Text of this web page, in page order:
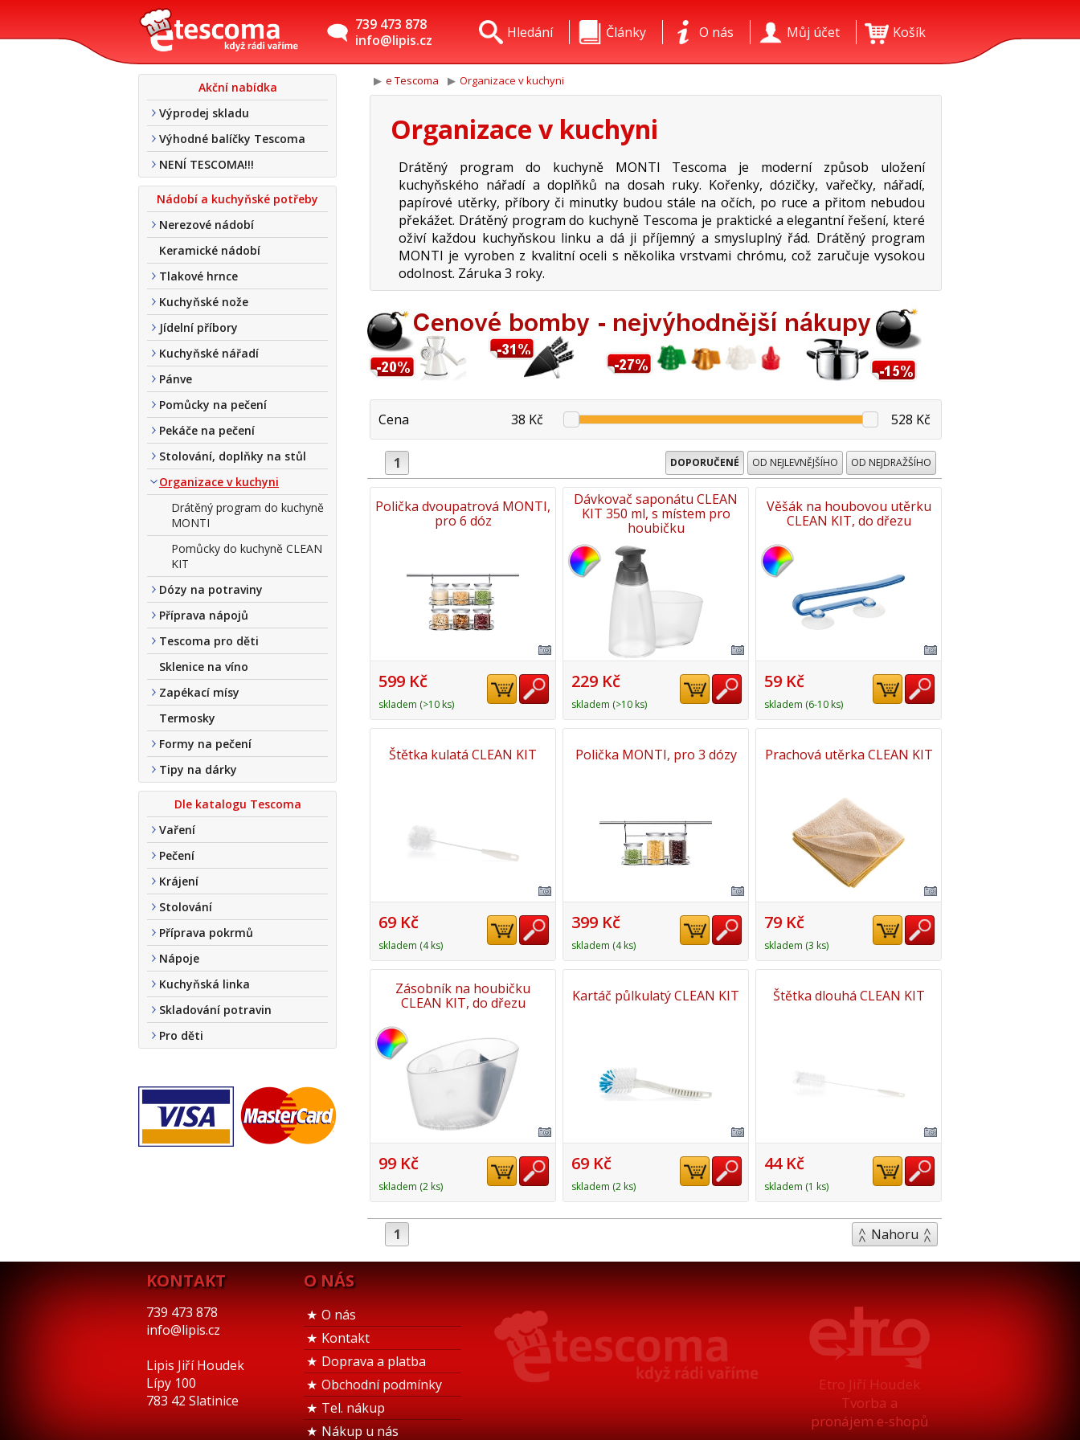
739 473 878
info@lipis.cz
Košík
Můj účet
O nás
Články
Hledání
Akční nabídka
Výprodej skladu
Výhodné balíčky Tescoma
NENÍ TESCOMA!!!
Nádobí a kuchyňské potřeby
Nerezové nádobí
Keramické nádobí
Tlakové hrnce
Kuchyňské nože
Jídelní příbory
Kuchyňské nářadí
Pánve
Pomůcky na pečení
Pekáče na pečení
Stolování, doplňky na stůl
Organizace v kuchyni
Drátěný program do kuchyně
MONTI
Pomůcky do kuchyně CLEAN
KIT
Dózy na potraviny
Příprava nápojů
Tescoma pro děti
Sklenice na víno
Zapékací mísy
Termosky
Formy na pečení
Tipy na dárky
Dle katalogu Tescoma
Vaření
Pečení
Krájení
Stolování
Příprava pokrmů
Nápoje
Kuchyňská linka
Skladování potravin
Pro děti
e Tescoma Organizace v kuchyni
Organizace v kuchyni
Drátěný program do kuchyně MONTI Tescoma je moderní způsob uložení
kuchyňského nářadí a doplňků na dosah ruky. Kořenky, dózičky, vařečky, nářadí,
papírové utěrky, příbory či minutky budou stále na očích, po ruce a přitom nebudou
překážet. Drátěný program do kuchyně Tescoma je praktické a elegantní řešení, které
oživí každou kuchyňskou linku a dá ji příjemný a smysluplný řád. Drátěný program
MONTI je vyroben z kvalitní oceli s několika vrstvami chrómu, což zaručuje vysokou
odolnost. Záruka 3 roky.
Cena 38 Kč 528 Kč
1 DOPORUČENÉ OD NEJLEVNĚJŠÍHO OD NEJDRAŽŠÍHO
Polička dvoupatrová MONTI,
pro 6 dóz
599 Kč
skladem (>10 ks)
Dávkovač saponátu CLEAN
KIT 350 ml, s místem pro
houbičku
229 Kč
skladem (>10 ks)
Věšák na houbovou utěrku
CLEAN KIT, do dřezu
59 Kč
skladem (6-10 ks)
Štětka kulatá CLEAN KIT
69 Kč
skladem (4 ks)
Polička MONTI, pro 3 dózy
399 Kč
skladem (4 ks)
Prachová utěrka CLEAN KIT
79 Kč
skladem (3 ks)
Zásobník na houbičku
CLEAN KIT, do dřezu
99 Kč
skladem (2 ks)
Kartáč půlkulatý CLEAN KIT
69 Kč
skladem (2 ks)
Štětka dlouhá CLEAN KIT
44 Kč
skladem (1 ks)
1 Nahoru
KONTAKT
739 473 878
info@lipis.cz
Lipis Jiří Houdek
Lípy 100
783 42 Slatinice
O NÁS
O nás
Kontakt
Doprava a platba
Obchodní podmínky
Tel. nákup
Nákup u nás
Etro Jiří Houdek
Tvorba a
pronájem e-shopů